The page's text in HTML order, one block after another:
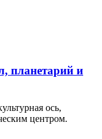
планетарий и
ось,
центром.